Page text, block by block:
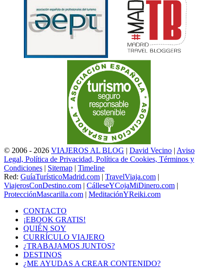
© 2006 - 2026 VIAJEROS AL BLOG | David Vecino | Aviso
Legal, Política de Privacidad, Política de Cookies, Términos y
Condiciones | Sitemap | Timeline
Red: GuíaTurísticoMadrid.com | TravelViaja.com |
ViajerosConDestino.com | CálleseYCojaMiDinero.com |
ProtecciónMascarilla.com | MeditaciónYReiki.com
CONTACTO
¡EBOOK GRATIS!
QUIÉN SOY
CURRÍCULO VIAJERO
¿TRABAJAMOS JUNTOS?
DESTINOS
¿ME AYUDAS A CREAR CONTENIDO?